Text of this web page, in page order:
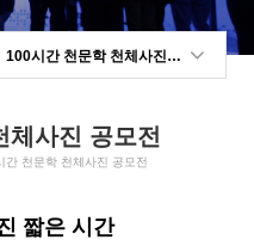
100시간 천문학 천체사진 공모전
체사진 공모전
간 천문학 천체사진 공모전
짧은 시간